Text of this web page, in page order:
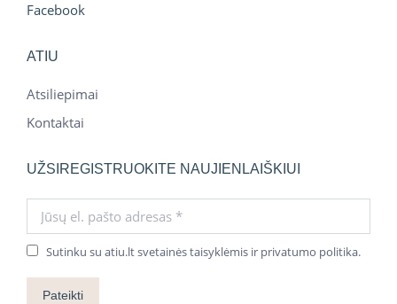
Facebook
ATIU
Atsiliepimai
Kontaktai
UŽSIREGISTRUOKITE NAUJIENLAIŠKIUI
Jūsų el. pašto adresas *
Sutinku su atiu.lt svetainės taisyklėmis ir privatumo politika.
Pateikti